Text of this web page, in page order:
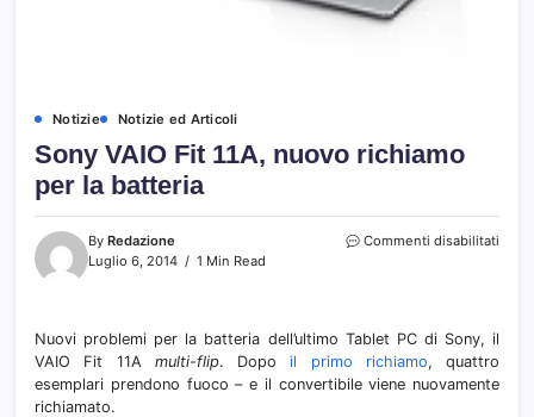
Notizie Notizie ed Articoli
Sony VAIO Fit 11A, nuovo richiamo
per la batteria
By Redazione
Luglio 6, 2014
1 Min Read
Commenti disabilitati
per
Nuovi problemi per la batteria dell’ultimo Tablet PC di Sony, il
VAIO Fit 11A multi-flip. Dopo il primo richiamo, quattro
esemplari prendono fuoco – e il convertibile viene nuovamente
richiamato.